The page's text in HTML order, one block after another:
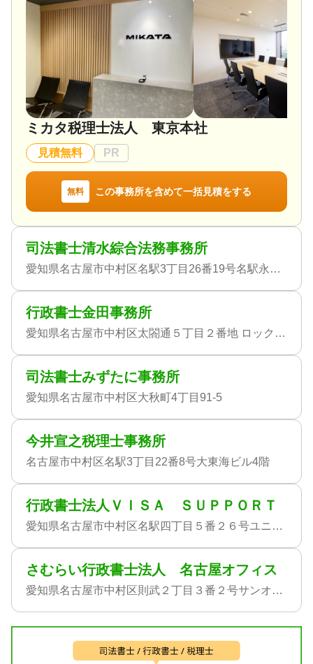
ミカタ税理士法人 東京本社
見積無料 PR
無料 この事務所を含めて一括見積をする
司法書士清水綜合法務事務所
愛知県名古屋市中村区名駅3丁目26番19号名駅永田ビル5階
行政書士金田事務所
愛知県名古屋市中村区太閤通５丁目２番地 ロッククリスタル５０１号
司法書士みずたに事務所
愛知県名古屋市中村区大秋町4丁目91-5
今井宣之税理士事務所
名古屋市中村区名駅3丁目22番8号大東海ビル4階
行政書士法人ＶＩＳＡ ＳＵＰＰＯＲＴ
愛知県名古屋市中村区名駅四丁目５番２６号ユニモール桜ビル５階
さむらい行政書士法人 名古屋オフィス
愛知県名古屋市中村区則武２丁目３番２号サンオフィス名古屋７５２号室